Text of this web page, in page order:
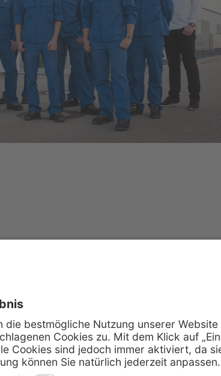
Datenschutz AGB Verhaltenskodex